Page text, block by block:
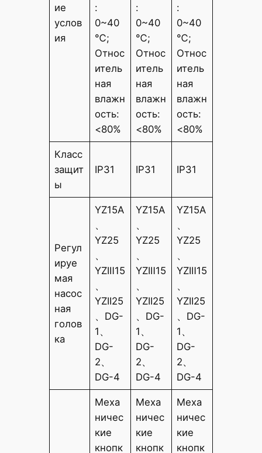
ие
услов
ия
:
0~40
℃;
Относ
итель
ная
влажн
ость:
<80%
:
0~40
℃;
Относ
итель
ная
влажн
ость:
<80%
:
0~40
℃;
Относ
итель
ная
влажн
ость:
<80%
Класс
защит
ы
IP31 IP31 IP31
Регул
ируе
мая
насос
ная
голов
ка
YZ15A
、
YZ25
、
YZIⅡ15
、
YZII25
、DG-
1、
DG-
2、
DG-4
YZ15A
、
YZ25
、
YZIⅡ15
、
YZII25
、DG-
1、
DG-
2、
DG-4
YZ15A
、
YZ25
、
YZIⅡ15
、
YZII25
、DG-
1、
DG-
2、
DG-4
Меха
ничес
кие
кнопк
Меха
ничес
кие
кнопк
Меха
ничес
кие
кнопк